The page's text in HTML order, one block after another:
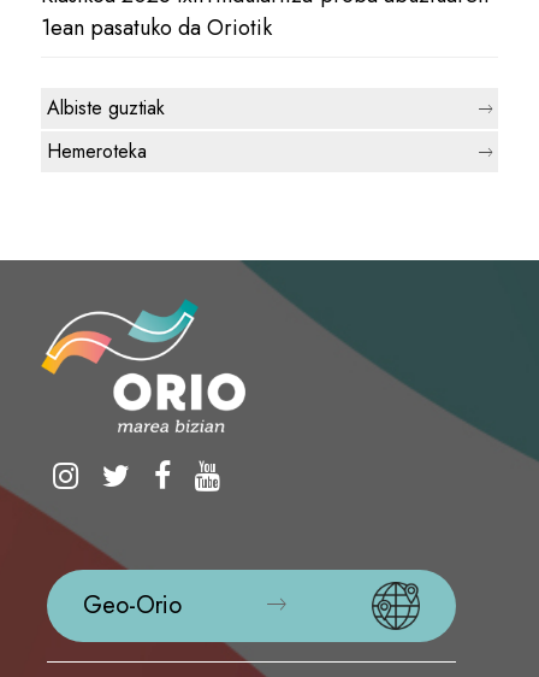
1ean pasatuko da Oriotik
Albiste guztiak
Hemeroteka
Geo-Orio